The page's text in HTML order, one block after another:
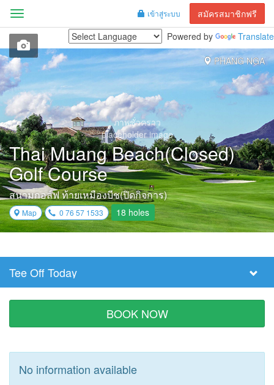
เข้าสู่ระบบ สมัครสมาชิกฟรี
Menu
Powered by
Translate
PHANG NGA
ภาพชั่วคราว
placeholder image
Thai Muang Beach(Closed)
Golf Course
สนามกอล์ฟ ท้ายเหมืองบีช(ปิดกิจการ)
Map 0 76 57 1533 18 holes
Select
Tee
Time
Tee Off Today
BOOK NOW
No information available